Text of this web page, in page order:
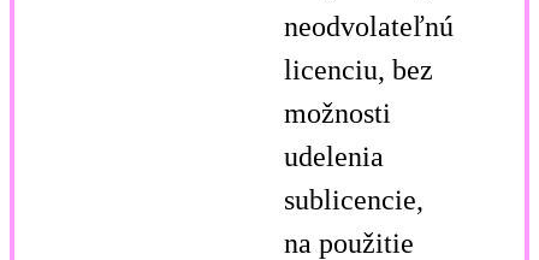
neodvolateľnú
licenciu, bez
možnosti
udelenia
sublicencie,
na použitie